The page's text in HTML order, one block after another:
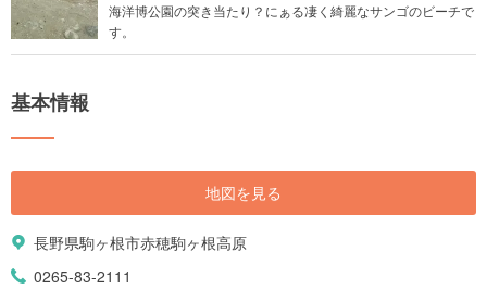
海洋博公園の突き当たり？にぁる凄く綺麗なサンゴのビーチで
す。
基本情報
地図を見る
長野県駒ヶ根市赤穂駒ヶ根高原
0265-83-2111